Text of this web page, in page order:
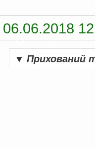
06.06.2018
▼ Прихований